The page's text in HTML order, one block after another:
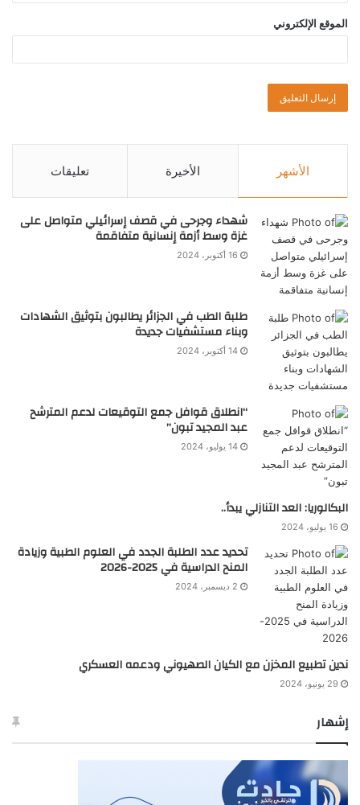
الموقع الإلكتروني
الأشهر الأخيرة تعليقات
شهداء وجرحى في قصف إسرائيلي متواصل على
غزة وسط أزمة إنسانية متفاقمة
16 أكتوبر، 2024
طلبة الطب في الجزائر يطالبون بتوثيق الشهادات
وبناء مستشفيات جديدة
14 أكتوبر، 2024
“انطلاق قوافل جمع التوقيعات لدعم المترشح
عبد المجيد تبون”
14 يوليو، 2024
البكالوريا: العد التنازلي يبدأ..
16 يوليو، 2024
تحديد عدد الطلبة الجدد في العلوم الطبية وزيادة
المنح الدراسية في 2025-2026
2 ديسمبر، 2024
ندين تطبيع المخزن مع الكيان الصهيوني ودعمه العسكري
29 يونيو، 2024
إشهار